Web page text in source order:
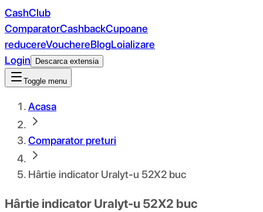
CashClub
ComparatorCashbackCupoane
reducereVouchereBlogLoializare
Login
Descarca extensia
Toggle menu
Acasa
Comparator preturi
Hârtie indicator Uralyt-u 52X2 buc
Hârtie indicator Uralyt-u 52X2 buc